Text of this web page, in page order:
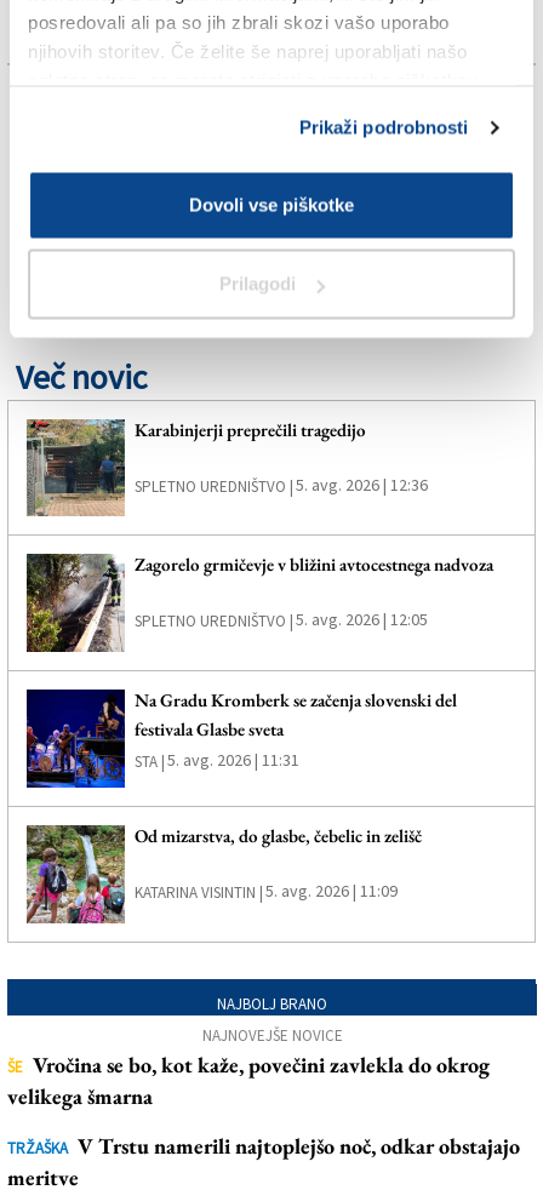
posredovali ali pa so jih zbrali skozi vašo uporabo
njihovih storitev. Če želite še naprej uporabljati našo
Prikaži podrobnosti
Dovoli vse piškotke
Prilagodi
SPLETNO UREDNIŠTVO
Več novic
Karabinjerji preprečili tragedijo
SPLETNO UREDNIŠTVO |5. avg. 2026 | 12:36
Zagorelo grmičevje v bližini avtocestnega nadvoza
SPLETNO UREDNIŠTVO |5. avg. 2026 | 12:05
Na Gradu Kromberk se začenja slovenski del
festivala Glasbe sveta
STA |5. avg. 2026 | 11:31
Od mizarstva, do glasbe, čebelic in zelišč
KATARINA VISINTIN |5. avg. 2026 | 11:09
NAJBOLJ BRANO
NAJNOVEJŠE NOVICE
ŠE Vročina se bo, kot kaže, povečini zavlekla do okrog
velikega šmarna
TRŽAŠKA V Trstu namerili najtoplejšo noč, odkar obstajajo
meritve